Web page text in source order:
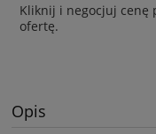
Kliknij i negocjuj
ofertę.
Opis